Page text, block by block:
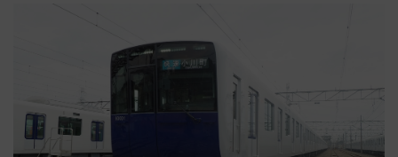
ディング＆カジュアルパーティ